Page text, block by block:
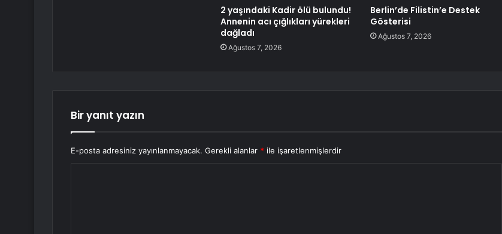
2 yaşındaki Kadir ölü bulundu!
Annenin acı çığlıkları yürekleri
dağladı
Ağustos 7, 2026
Berlin’de Filistin’e Destek
Gösterisi
Ağustos 7, 2026
Bir yanıt yazın
E-posta adresiniz yayınlanmayacak. Gerekli alanlar * ile işaretlenmişlerdir